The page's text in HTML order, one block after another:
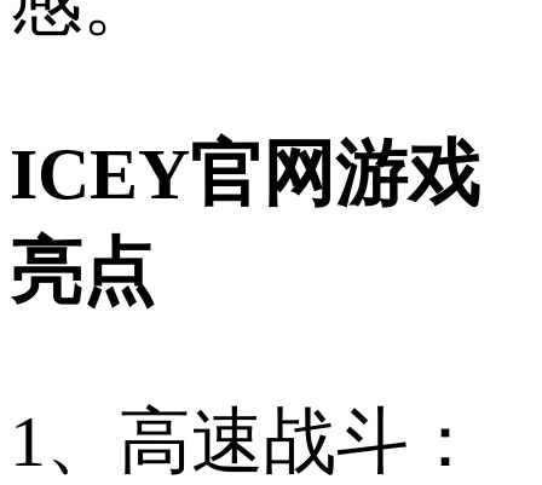
ICEY官网游戏
亮点
1、高速战斗：